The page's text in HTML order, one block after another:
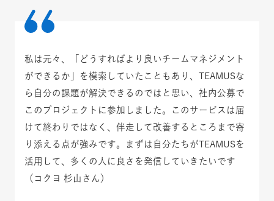
私は元々、「どうすればより良いチームマネジメント
ができるか」を模索していたこともあり、TEAMUSな
ら自分の課題が解決できるのではと思い、社内公募で
このプロジェクトに参加しました。このサービスは届
けて終わりではなく、伴走して改善するところまで寄
り添える点が強みです。まずは自分たちがTEAMUSを
活用して、多くの人に良さを発信していきたいです
（コクヨ 杉山さん）